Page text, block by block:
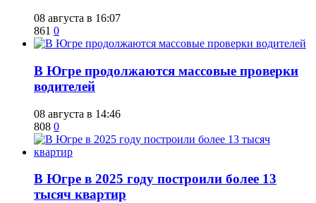
08 августа в 16:07
861 0
​В Югре продолжаются массовые проверки
водителей
08 августа в 14:46
808 0
​В Югре в 2025 году построили более 13
тысяч квартир